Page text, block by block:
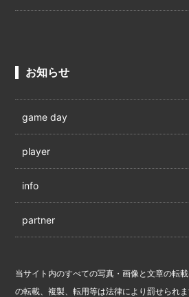
お知らせ
game day
player
info
partner
当サイト内のすべての写真・画像と文章の転
の転載、複製、転用等は法律により罰せられま